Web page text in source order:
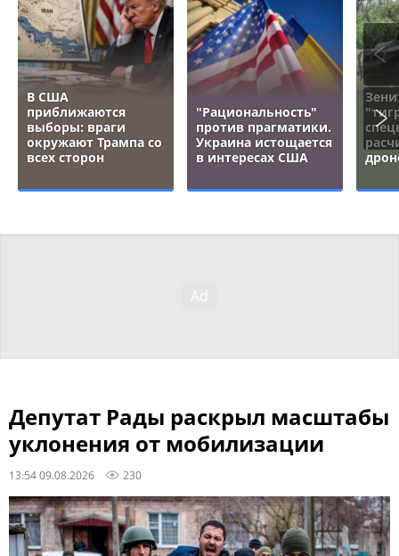
В США
приближаются
выборы: враги
окружают Трампа со
всех сторон
"Рациональность"
против прагматики.
Украина истощается
в интересах США
Депутат Рады раскрыл масштабы
уклонения от мобилизации
13:54 09.08.2026 230